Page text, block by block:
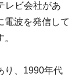
レビ会社があ
電波を発信して
り、1990年代